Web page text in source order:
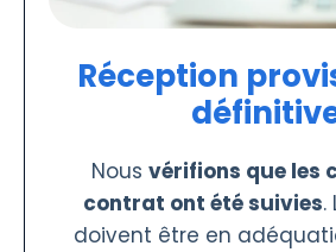
Réception
Nous vérifions que les
contrat ont été suivies.
doivent être en